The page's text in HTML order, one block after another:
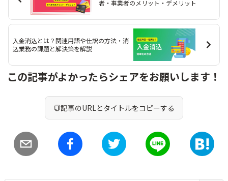
者・事業者のメリット・デメリット
入金消込とは？関連用語や仕訳の方法・消
込業務の課題と解決策を解説
この記事がよかったらシェアをお願いします！
記事のURLとタイトルをコピーする